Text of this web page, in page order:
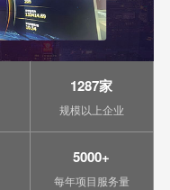
1287家
规模以上企业
5000+
每年项目服务量